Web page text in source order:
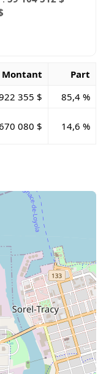
Montant
Part
355 $
85,4 %
080 $ 14,6 %